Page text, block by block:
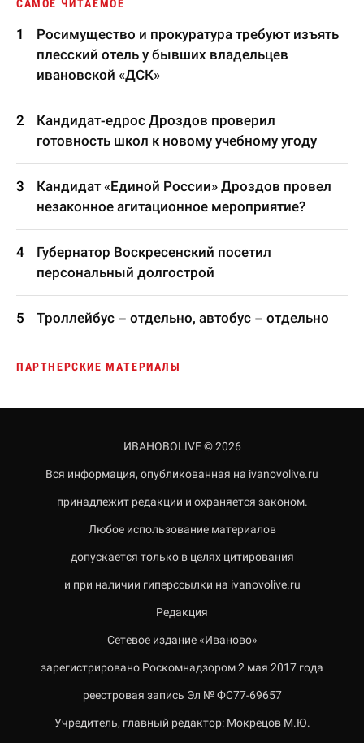
САМОЕ ЧИТАЕМОЕ
Росимущество и прокуратура требуют изъять
плесский отель у бывших владельцев
ивановской «ДСК»
Кандидат-едрос Дроздов проверил
готовность школ к новому учебному угоду
Кандидат «Единой России» Дроздов провел
незаконное агитационное мероприятие?
Губернатор Воскресенский посетил
персональный долгострой
Троллейбус – отдельно, автобус – отдельно
ПАРТНЕРСКИЕ МАТЕРИАЛЫ
ИВАНОВОLIVE © 2026
Вся информация, опубликованная на ivanovolive.ru
принадлежит редакции и охраняется законом.
Любое использование материалов
допускается только в целях цитирования
и при наличии гиперссылки на ivanovolive.ru
Редакция
Сетевое издание «Иваново»
зарегистрировано Роскомнадзором 2 мая 2017 года
реестровая запись Эл № ФС77-69657
Учредитель, главный редактор: Мокрецов М.Ю.